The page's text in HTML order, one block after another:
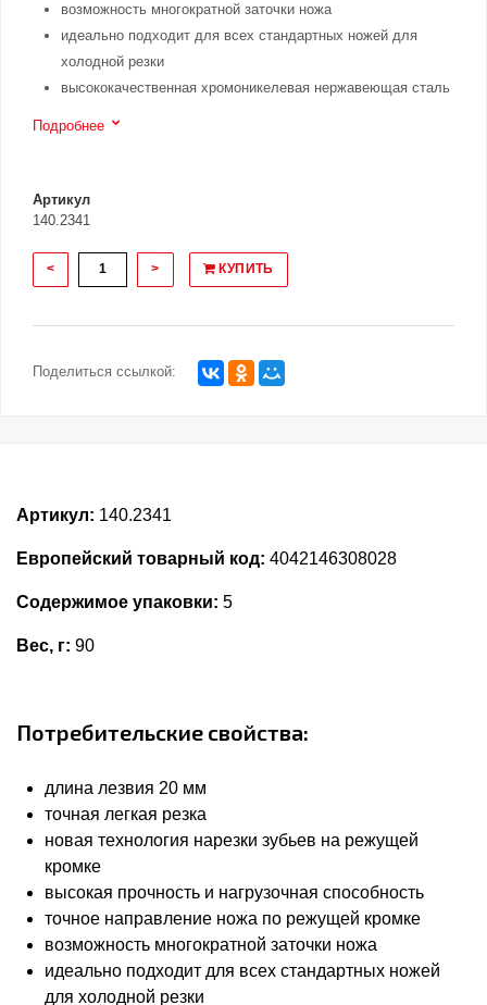
возможность многократной заточки ножа
идеально подходит для всех стандартных ножей для
холодной резки
высококачественная хромоникелевая нержавеющая сталь
Подробнее
Артикул
140.2341
< > КУПИТЬ
Поделиться ссылкой:
Артикул: 140.2341
Европейский товарный код: 4042146308028
Содержимое упаковки: 5
Вес, г: 90
Потребительские свойства:
длина лезвия 20 мм
точная легкая резка
новая технология нарезки зубьев на режущей
кромке
высокая прочность и нагрузочная способность
точное направление ножа по режущей кромке
возможность многократной заточки ножа
идеально подходит для всех стандартных ножей
для холодной резки